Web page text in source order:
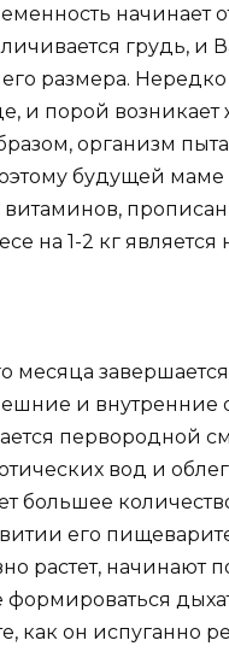
начинает
грудь,
размера.
и порой
организм
будущей
на 1-2 кг
месяца
и
первородной
вод и
большее
его
растет, начинают
формироваться
как он испуганно